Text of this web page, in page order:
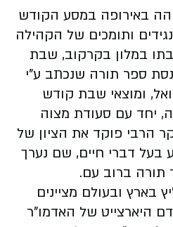
באירופה במסע הקודש
ותומכים של הקהילה
במלון בקרקוב, שבת
ספר תורה שנכתב ע"י
ומוצאי שבת קודש
יחד עם סעודת מצוה
הרבי פוקד את הציון של
בעל דברי חיים, שם נערך
תורה ברוב עם.
בארץ ובעולם מציינים
היארצייט של האדמו"ר